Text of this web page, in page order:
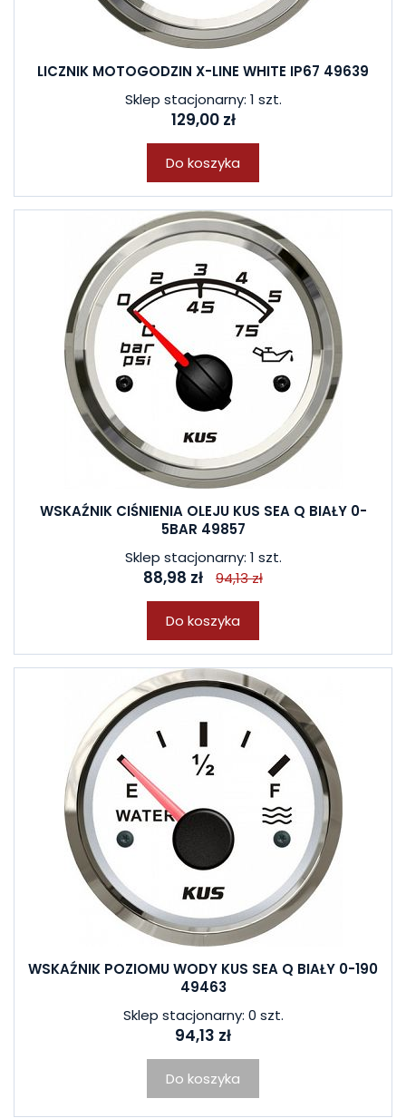
LICZNIK MOTOGODZIN X-LINE WHITE IP67 49639
Sklep stacjonarny: 1 szt.
129,00 zł
Do koszyka
WSKAŹNIK CIŚNIENIA OLEJU KUS SEA Q BIAŁY 0-
5BAR 49857
Sklep stacjonarny: 1 szt.
88,98 zł 94,13 zł
Do koszyka
WSKAŹNIK POZIOMU WODY KUS SEA Q BIAŁY 0-190
49463
Sklep stacjonarny: 0 szt.
94,13 zł
Do koszyka